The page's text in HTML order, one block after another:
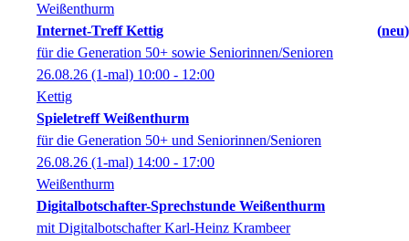
Weißenthurm
Internet-Treff Kettig
neu
für die Generation 50+ sowie Seniorinnen/Senioren
26.08.26 (1-mal) 10:00 - 12:00
Kettig
Spieletreff Weißenthurm
für die Generation 50+ und Seniorinnen/Senioren
26.08.26 (1-mal) 14:00 - 17:00
Weißenthurm
Digitalbotschafter-Sprechstunde Weißenthurm
mit Digitalbotschafter Karl-Heinz Krambeer